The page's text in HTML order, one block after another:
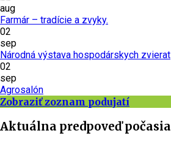
aug
Farmár – tradície a zvyky.
02
sep
Národná výstava hospodárskych zvierat
02
sep
Agrosalón
Zobraziť zoznam podujatí
Aktuálna predpoveď počasia